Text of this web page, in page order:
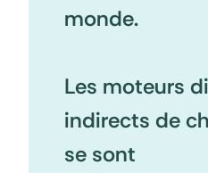
monde.
Les moteurs
indirects de
se sont